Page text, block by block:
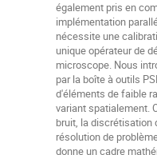
également pris en
implémentation
nécessite une
unique opérateur de
microscope. Nous
par la boîte à outils
d'éléments de faible
variant spatialement.
bruit, la discrétisation
résolution de
donne un cadre